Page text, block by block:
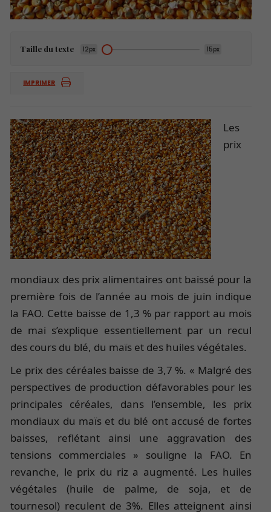
Taille du texte 12px 15px
IMPRIMER
Les
prix
mondiaux des prix alimentaires ont baissé pour la
première fois de l’année au mois de juin indique
la FAO. Cette baisse de 1,3 % par rapport au mois
de mai s’explique essentiellement par un recul
des cours du blé, du maïs et des huiles végétales.
Le prix des céréales baisse de 3,7 %. « Malgré des
perspectives de production défavorables pour les
principales céréales, dans l’ensemble, les prix
mondiaux du maïs et du blé ont accusé de fortes
baisses, reflétant ainsi une aggravation des
tensions commerciales » souligne la FAO. En
revanche, le prix du riz a augmenté. Les huiles
végétales (huile de palme, de soja, et de
tournesol) reculent de 3%. Elles atteignent ainsi